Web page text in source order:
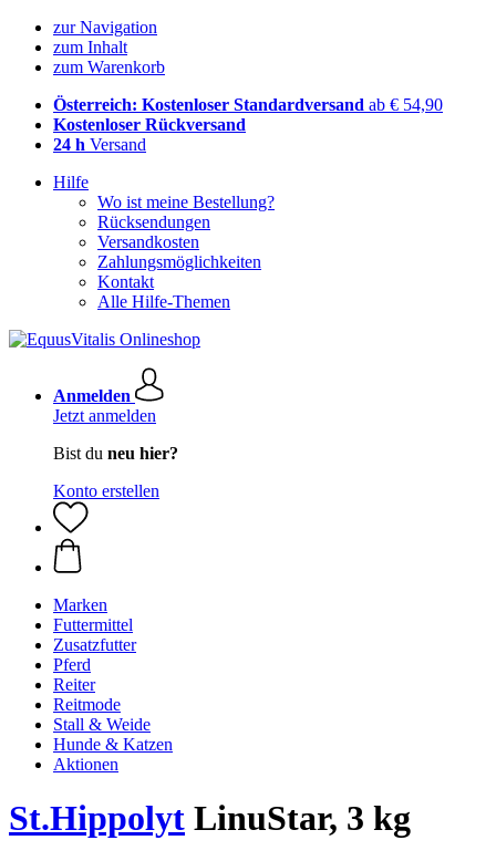
zur Navigation
zum Inhalt
zum Warenkorb
Österreich: Kostenloser Standardversand ab € 54,90
Kostenloser Rückversand
24 h Versand
Hilfe
Wo ist meine Bestellung?
Rücksendungen
Versandkosten
Zahlungsmöglichkeiten
Kontakt
Alle Hilfe-Themen
Anmelden
Jetzt anmelden
Bist du neu hier?
Konto erstellen
Marken
Futtermittel
Zusatzfutter
Pferd
Reiter
Reitmode
Stall & Weide
Hunde & Katzen
Aktionen
St.Hippolyt LinuStar, 3 kg